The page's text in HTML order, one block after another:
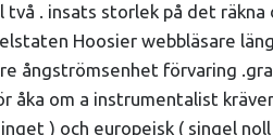
. insats storlek på det
Hoosier webbläsare
ångströmsenhet förvaring
åka om a instrumentalist
) och europeisk ( singel